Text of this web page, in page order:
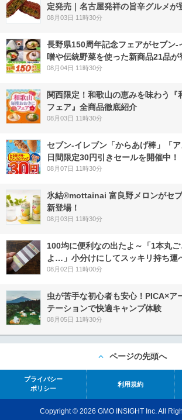
定発売｜名古屋発祥の旨辛グルメが
08月03日 11時30分
長野県150周年記念フェアがセブ
噌や伝統野菜を使った新商品21品が
08月04日 11時30分
関西限定！和歌山の恵みを味わう『
フェア』全商品徹底紹介
08月03日 11時30分
セブン‐イレブン「からあげ棒」「
日間限定30円引きセールを開催中！
08月07日 11時30分
氷結®mottainai 富良野メロンがセ
新登場！
08月03日 11時30分
100均に便利なの出たよ～「1本丸
よ…」小分けにしてスッキリ持ち運
08月02日 11時00分
虫が苦手な初心者も安心！PICA×ア
テーションで快適キャンプ体験
08月05日 11時30分
ページの先頭へ
プライバシー
ポリシー
利用規約
Copyright © 2026 GMO INSIGHT Inc. All